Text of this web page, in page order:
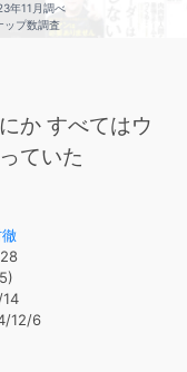
年11月調べ
ップ数調査
か すべてはウ
ていた
12/6